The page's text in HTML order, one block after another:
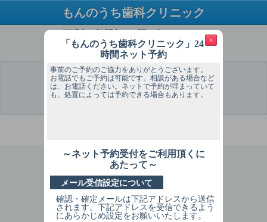
もんのうち歯科クリニック
ご不明点・疑問点はお問い合わせください
TEL：083-227-3460
選 択
予約希望
予約希望
個人情報
予約内容
予約完了
症状を選択してください
治療の続きをしていきたい（大人・高
校生以上）
治療の続き（歯石取り以外、保険治
×
「もんのうち歯科クリニック」24
時間ネット予約
事前のご予約のご協力をありがとうございます。
お電話でもご予約は可能です。相談がある場合など
は、お電話ください。ネットで予約が埋まっていて
も、処置によっては予約できる場合もあります。
～ネット予約受付をご利用頂くに
あたって～
メール受信設定について
確認・確定メールは下記アドレスから送信
されます。下記アドレスを受信できるよう
にあらかじめ設定をお願いいたします。